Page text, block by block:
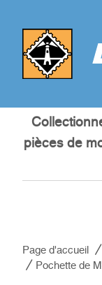
pièces de
Page d'accueil
Pochette de